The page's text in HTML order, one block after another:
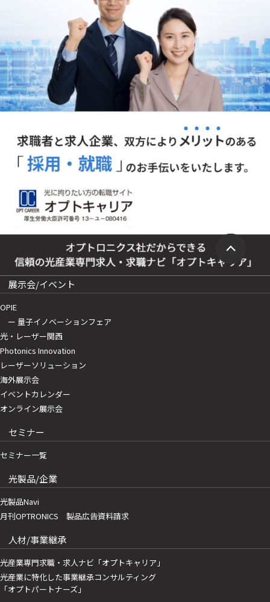
展示会/イベント
OPIE
ー 量子イノベーションフェア
光・レーザー関西
Photonics Innovation
レーザーソリューション
海外展示会
イベントカレンダー
オンライン展示会
セミナー
セミナー一覧
光製品/企業
光製品Navi
月刊OPTRONICS 製品広告資料請求
人材/事業継承
光産業専門求職・求人ナビ「オプトキャリア」
光産業に特化した事業継承コンサルティング
「オプトパートナーズ」